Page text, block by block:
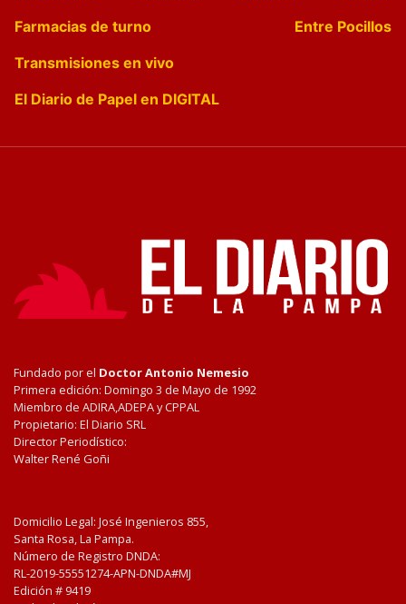
Farmacias de turno
Entre Pocillos
Transmisiones en vivo
El Diario de Papel en DIGITAL
Fundado por el Doctor Antonio Nemesio
Primera edición: Domingo 3 de Mayo de 1992
Miembro de ADIRA,ADEPA y CPPAL
Propietario: El Diario SRL
Director Periodístico:
Walter René Goñi
Domicilio Legal: José Ingenieros 855,
Santa Rosa, La Pampa.
Número de Registro DNDA:
RL-2019-55551274-APN-DNDA#MJ
Edición # 9419